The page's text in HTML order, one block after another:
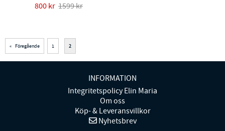
800 kr 1599 kr
« Föregående 1 2
INFORMATION
Integritetspolicy Elin Maria
Om oss
Köp- & Leveransvillkor
Nyhetsbrev